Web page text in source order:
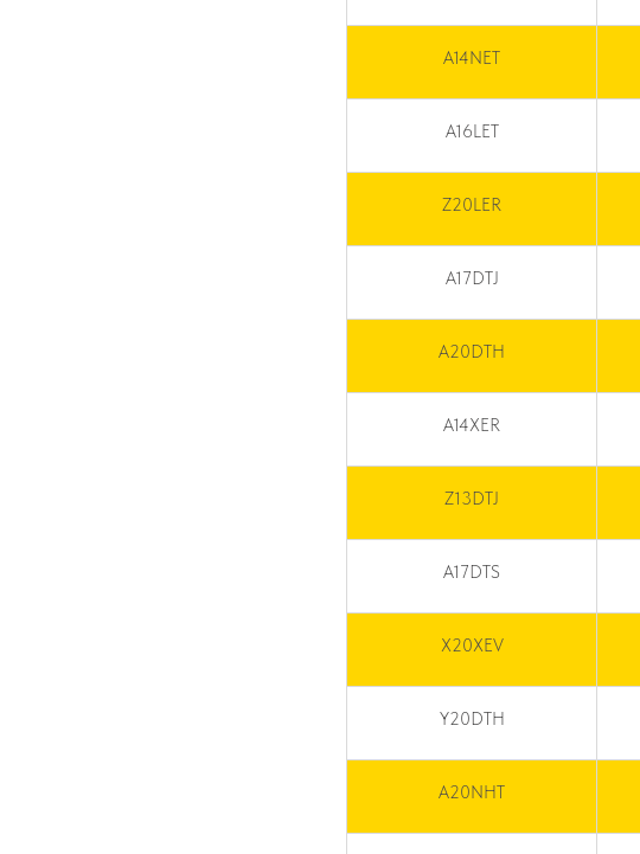
A14NET
A16LET
Z20LER
A17DTJ
A20DTH
A14XER
Z13DTJ
A17DTS
X20XEV
Y20DTH
A20NHT